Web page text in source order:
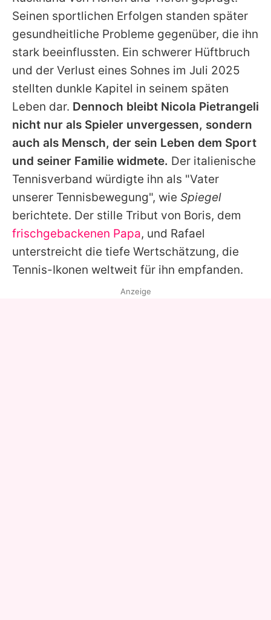
Seinen sportlichen Erfolgen standen später
gesundheitliche Probleme gegenüber, die ihn
stark beeinflussten. Ein schwerer Hüftbruch
und der Verlust eines Sohnes im Juli 2025
stellten dunkle Kapitel in seinem späten
Leben dar. Dennoch bleibt Nicola Pietrangeli
nicht nur als Spieler unvergessen, sondern
auch als Mensch, der sein Leben dem Sport
und seiner Familie widmete. Der italienische
Tennisverband würdigte ihn als "Vater
unserer Tennisbewegung", wie Spiegel
berichtete. Der stille Tribut von Boris, dem
frischgebackenen Papa, und Rafael
unterstreicht die tiefe Wertschätzung, die
Tennis-Ikonen weltweit für ihn empfanden.
Anzeige